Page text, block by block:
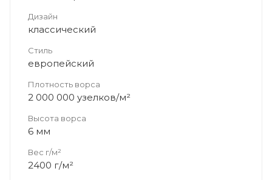
Дизайн
классический
Стиль
европейский
Плотность ворса
2 000 000 узелков/м²
Высота ворса
6 мм
Вес г/м²
2400 г/м²